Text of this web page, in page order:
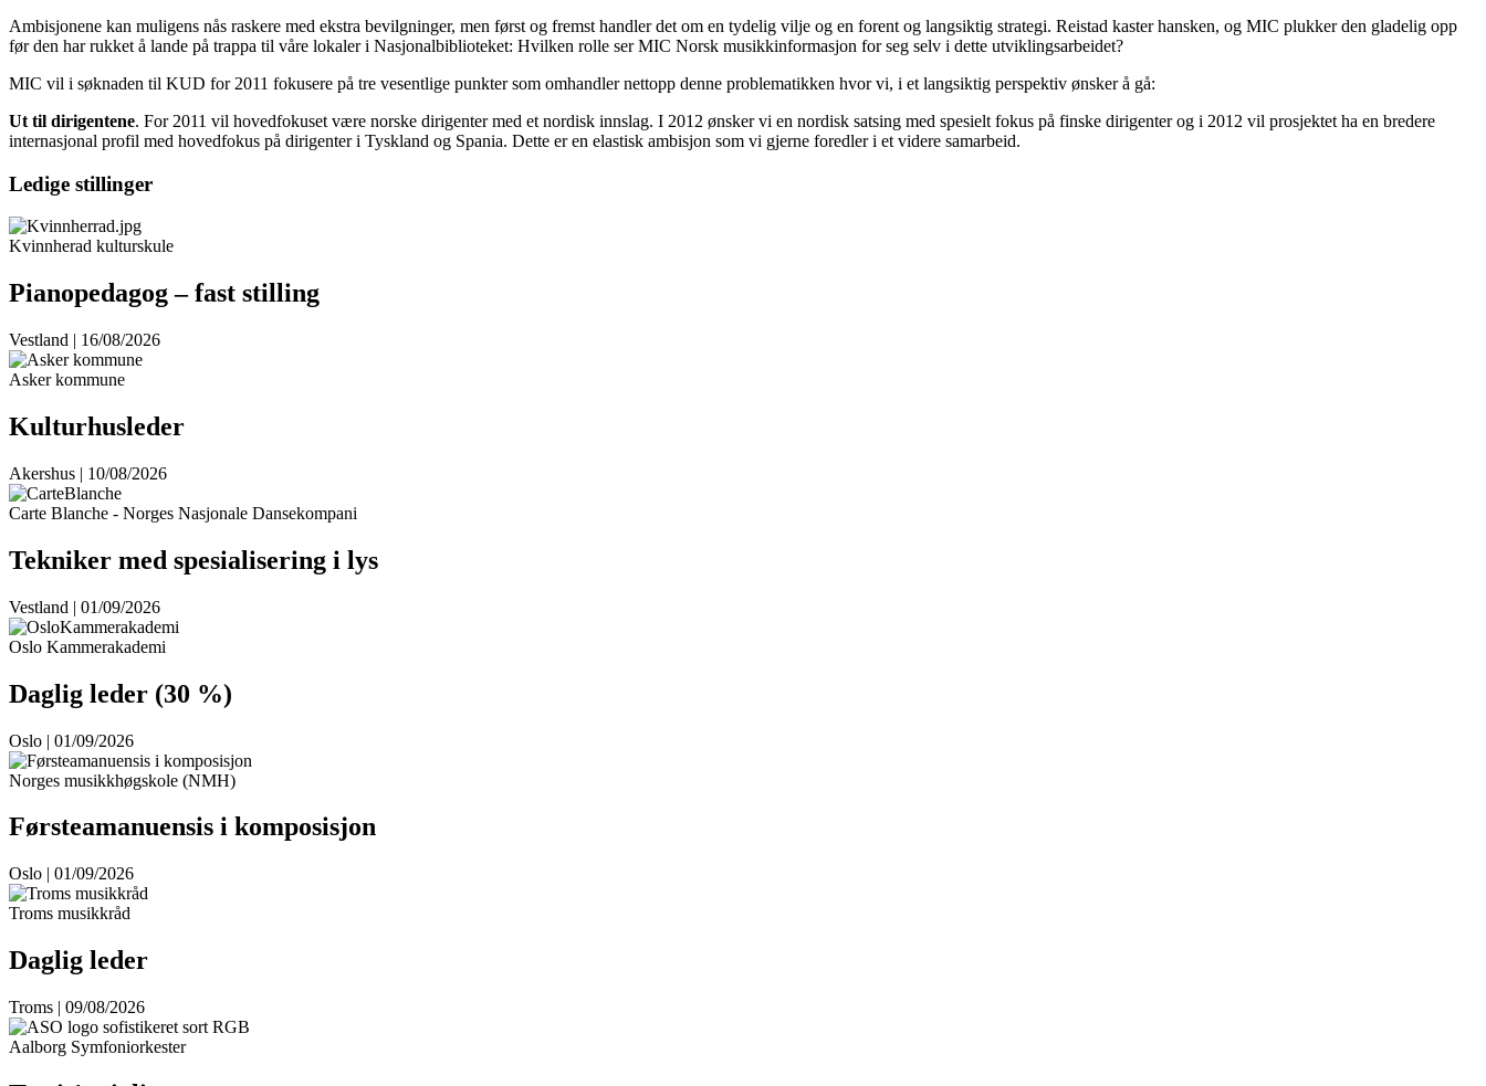
Ambisjonene kan muligens nås raskere med ekstra bevilgninger, men først og fremst handler det om en tydelig vilje og en forent og langsiktig strategi. Reistad kaster hansken, og MIC plukker den gladelig opp
før den har rukket å lande på trappa til våre lokaler i Nasjonalbiblioteket: Hvilken rolle ser MIC Norsk musikkinformasjon for seg selv i dette utviklingsarbeidet?
MIC vil i søknaden til KUD for 2011 fokusere på tre vesentlige punkter som omhandler nettopp denne problematikken hvor vi, i et langsiktig perspektiv ønsker å gå:
Ut til dirigentene. For 2011 vil hovedfokuset være norske dirigenter med et nordisk innslag. I 2012 ønsker vi en nordisk satsing med spesielt fokus på finske dirigenter og i 2012 vil prosjektet ha en bredere
internasjonal profil med hovedfokus på dirigenter i Tyskland og Spania. Dette er en elastisk ambisjon som vi gjerne foredler i et videre samarbeid.
Ledige stillinger
Kvinnherad kulturskule
Pianopedagog – fast stilling
Vestland | 16/08/2026
Asker kommune
Kulturhusleder
Akershus | 10/08/2026
Carte Blanche - Norges Nasjonale Dansekompani
Tekniker med spesialisering i lys
Vestland | 01/09/2026
Oslo Kammerakademi
Daglig leder (30 %)
Oslo | 01/09/2026
Norges musikkhøgskole (NMH)
Førsteamanuensis i komposisjon
Oslo | 01/09/2026
Troms musikkråd
Daglig leder
Troms | 09/08/2026
Aalborg Symfoniorkester